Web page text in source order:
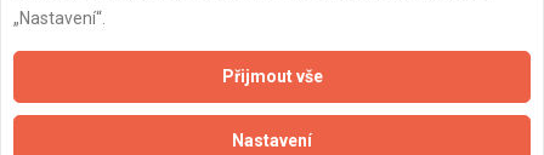
Naše firmy a řemeslníci
Zpracování a ochrana osobních údajů
„Nastavení“.
Přijmout vše
Nastavení